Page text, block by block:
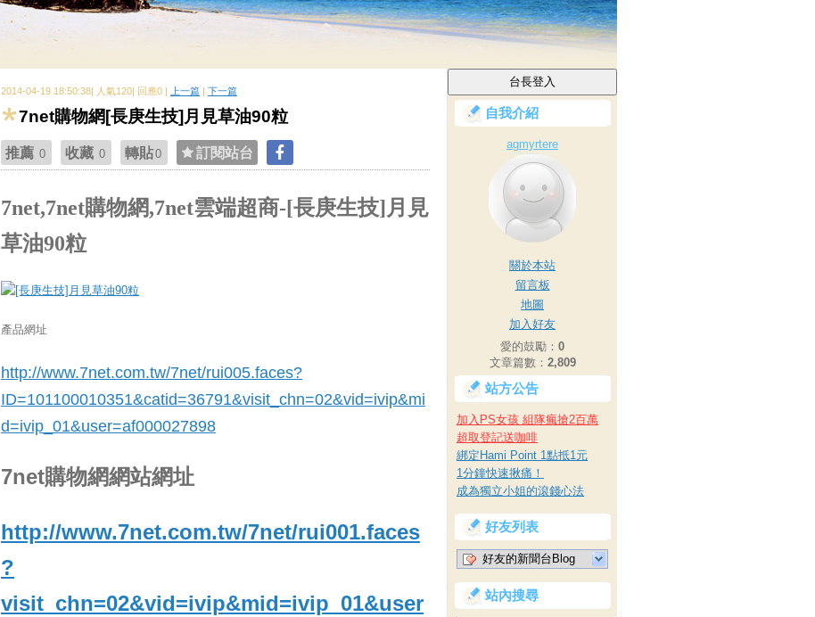
2014-04-19 18:50:38| 人氣120| 回應0 | 上一篇 | 下一篇
7net購物網[長庚生技]月見草油90粒
推薦 0 收藏 0 轉貼0 訂閱站台
7net,7net購物網,7net雲端超商-[長庚生技]月見
草油90粒
產品網址
http://www.7net.com.tw/7net/rui005.faces?
ID=101100010351&catid=36791&visit_chn=02&vid=ivip&mi
d=ivip_01&user=af000027898
7net購物網網站網址
http://www.7net.com.tw/7net/rui001.faces
?
visit_chn=02&vid=ivip&mid=ivip_01&user
自我介紹
agmyrtere
關於本站
留言板
地圖
加入好友
愛的鼓勵： 0
文章篇數： 2,809
站方公告
加入PS女孩 組隊瘋搶2百萬
超取登記送咖啡
綁定Hami Point 1點抵1元
1分鐘快速揪痛！
成為獨立小姐的滾錢心法
好友列表
好友的新聞台Blog
站內搜尋